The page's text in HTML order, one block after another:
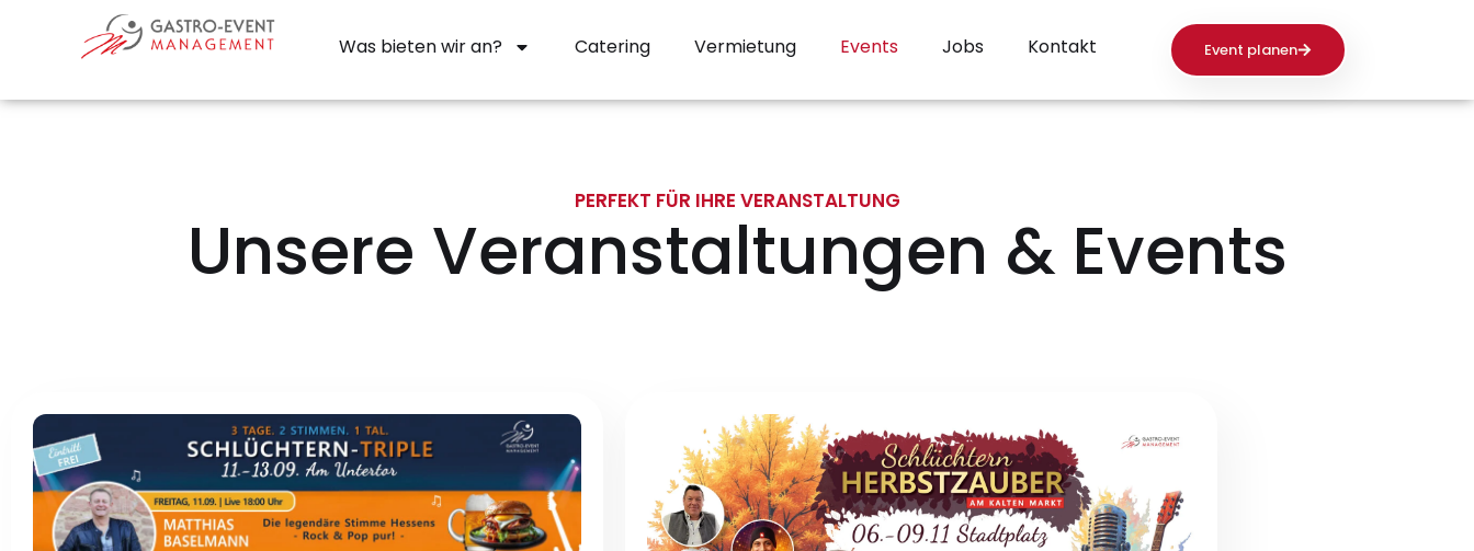
Was bieten wir an? Catering Vermietung Events Jobs Kontakt Event planen
PERFEKT FÜR IHRE VERANSTALTUNG
Unsere Veranstaltungen & Events